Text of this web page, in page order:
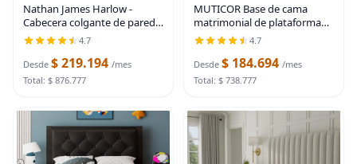
Nathan James Harlow -
Cabecera colgante de pared
moderna, tamaño Queen,
piel sintética marrón
4.7
Desde $ 219.194 /mes
Total: $ 876.777
MUTICOR Base de cama
matrimonial de plataforma
de metal de 14 pulgadas con
fuerte soporte de listones de
acero, suficiente espacio de
4.7
Desde $ 184.694 /mes
Total: $ 738.777